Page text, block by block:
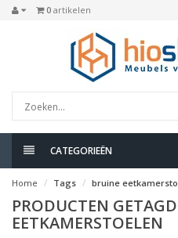
0 artikelen
CATEGORIEËN
Home Tags bruine
PRODUCTEN
EETKAMERSTOELEN